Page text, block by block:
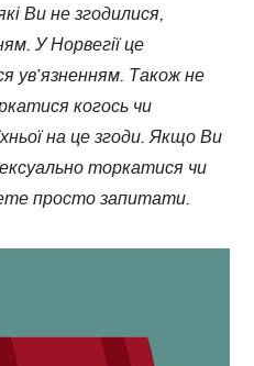
Ви не згодилися,
У Норвегії це
ув’язненням. Також не
когось чи
на це згоди. Якщо Ви
торкатися чи
просто запитати.